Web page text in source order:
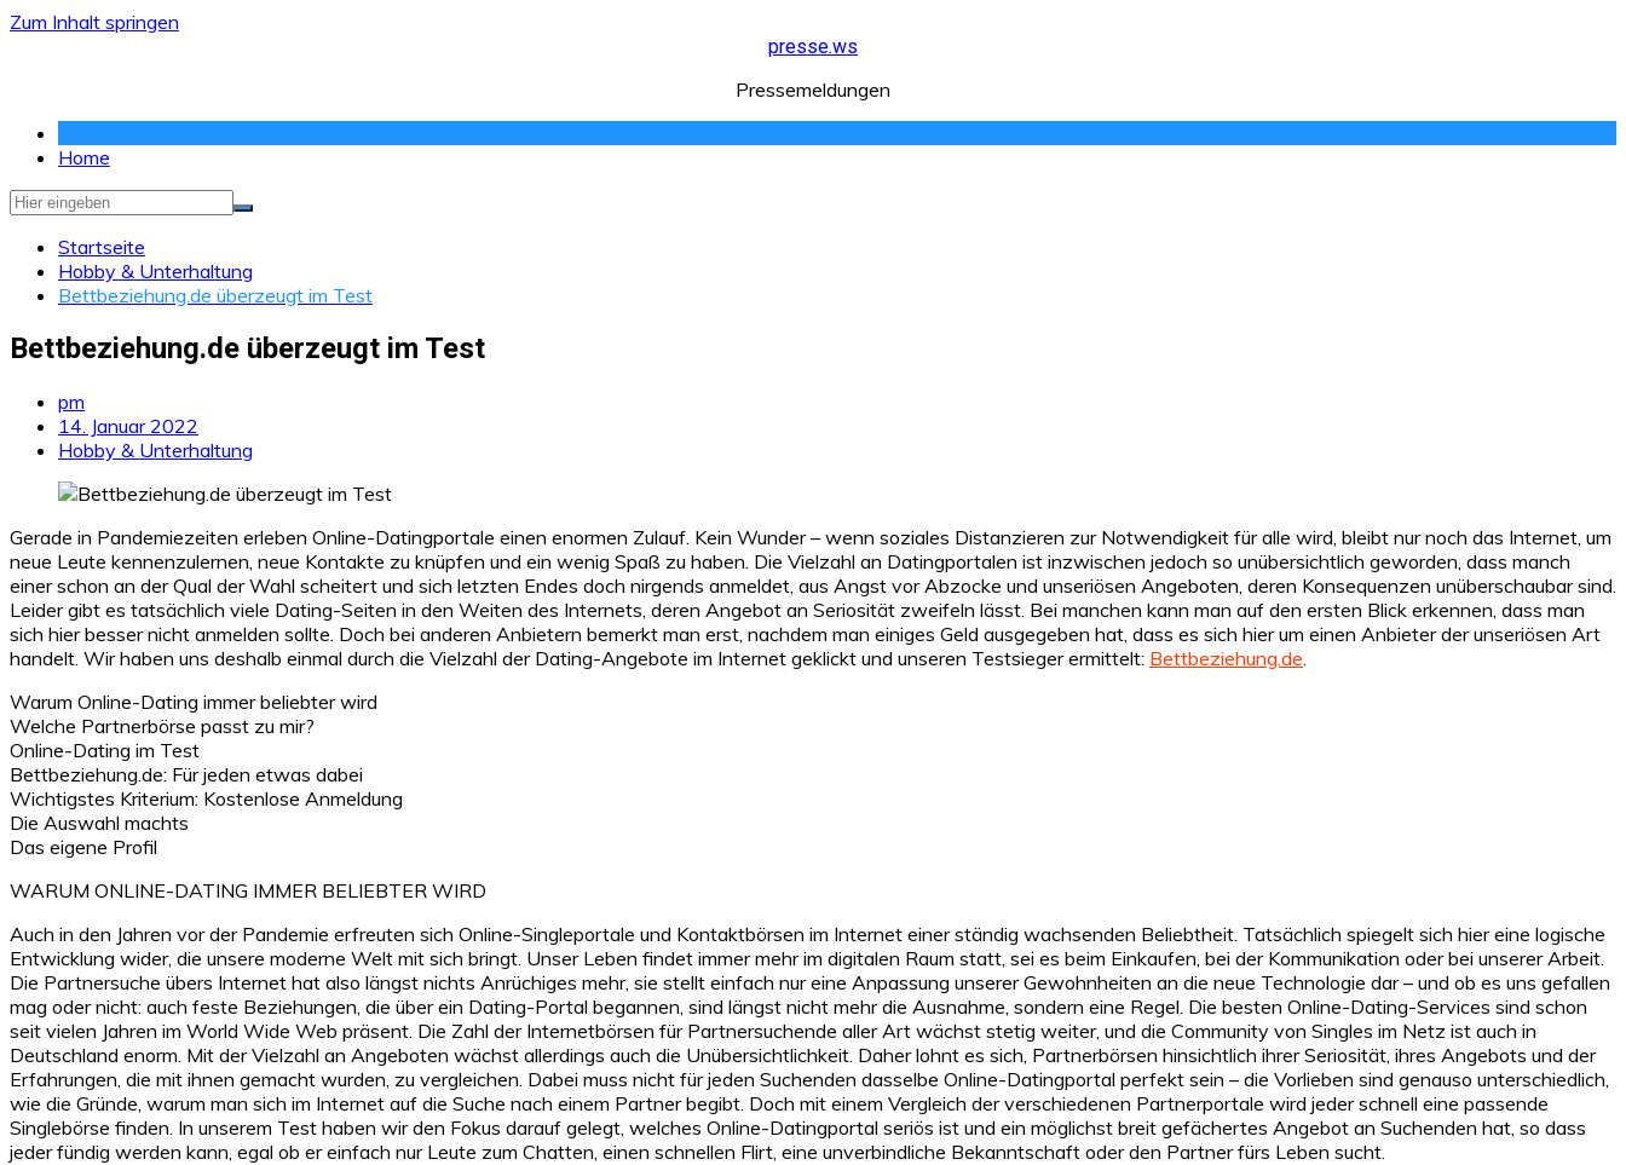
Zum Inhalt springen
presse.ws
Pressemeldungen
Home
Startseite
Hobby & Unterhaltung
Bettbeziehung.de überzeugt im Test
Bettbeziehung.de überzeugt im Test
pm
14. Januar 2022
Hobby & Unterhaltung
Gerade in Pandemiezeiten erleben Online-Datingportale einen enormen Zulauf. Kein Wunder – wenn soziales Distanzieren zur Notwendigkeit für alle wird, bleibt nur noch das Internet, um
neue Leute kennenzulernen, neue Kontakte zu knüpfen und ein wenig Spaß zu haben. Die Vielzahl an Datingportalen ist inzwischen jedoch so unübersichtlich geworden, dass manch
einer schon an der Qual der Wahl scheitert und sich letzten Endes doch nirgends anmeldet, aus Angst vor Abzocke und unseriösen Angeboten, deren Konsequenzen unüberschaubar sind.
Leider gibt es tatsächlich viele Dating-Seiten in den Weiten des Internets, deren Angebot an Seriosität zweifeln lässt. Bei manchen kann man auf den ersten Blick erkennen, dass man
sich hier besser nicht anmelden sollte. Doch bei anderen Anbietern bemerkt man erst, nachdem man einiges Geld ausgegeben hat, dass es sich hier um einen Anbieter der unseriösen Art
handelt. Wir haben uns deshalb einmal durch die Vielzahl der Dating-Angebote im Internet geklickt und unseren Testsieger ermittelt: Bettbeziehung.de
Warum Online-Dating immer beliebter wird
Welche Partnerbörse passt zu mir?
Online-Dating im Test
Bettbeziehung.de: Für jeden etwas dabei
Wichtigstes Kriterium: Kostenlose Anmeldung
Die Auswahl machts
Das eigene Profil
WARUM ONLINE-DATING IMMER BELIEBTER WIRD
Auch in den Jahren vor der Pandemie erfreuten sich Online-Singleportale und Kontaktbörsen im Internet einer ständig wachsenden Beliebtheit. Tatsächlich spiegelt sich hier eine logische
Entwicklung wider, die unsere moderne Welt mit sich bringt. Unser Leben findet immer mehr im digitalen Raum statt, sei es beim Einkaufen, bei der Kommunikation oder bei unserer Arbeit.
Die Partnersuche übers Internet hat also längst nichts Anrüchiges mehr, sie stellt einfach nur eine Anpassung unserer Gewohnheiten an die neue Technologie dar – und ob es uns gefallen
mag oder nicht: auch feste Beziehungen, die über ein Dating-Portal begannen, sind längst nicht mehr die Ausnahme, sondern eine Regel. Die besten Online-Dating-Services sind schon
seit vielen Jahren im World Wide Web präsent. Die Zahl der Internetbörsen für Partnersuchende aller Art wächst stetig weiter, und die Community von Singles im Netz ist auch in
Deutschland enorm. Mit der Vielzahl an Angeboten wächst allerdings auch die Unübersichtlichkeit. Daher lohnt es sich, Partnerbörsen hinsichtlich ihrer Seriosität, ihres Angebots und der
Erfahrungen, die mit ihnen gemacht wurden, zu vergleichen. Dabei muss nicht für jeden Suchenden dasselbe Online-Datingportal perfekt sein – die Vorlieben sind genauso unterschiedlich,
wie die Gründe, warum man sich im Internet auf die Suche nach einem Partner begibt. Doch mit einem Vergleich der verschiedenen Partnerportale wird jeder schnell eine passende
Singlebörse finden. In unserem Test haben wir den Fokus darauf gelegt, welches Online-Datingportal seriös ist und ein möglichst breit gefächertes Angebot an Suchenden hat, so dass
jeder fündig werden kann, egal ob er einfach nur Leute zum Chatten, einen schnellen Flirt, eine unverbindliche Bekanntschaft oder den Partner fürs Leben sucht.